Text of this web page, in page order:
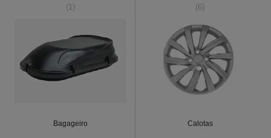
(1)
Bagageiro
(6)
Calotas